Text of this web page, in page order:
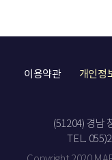
이용약관 개인정
(51204) 경남
TEL.